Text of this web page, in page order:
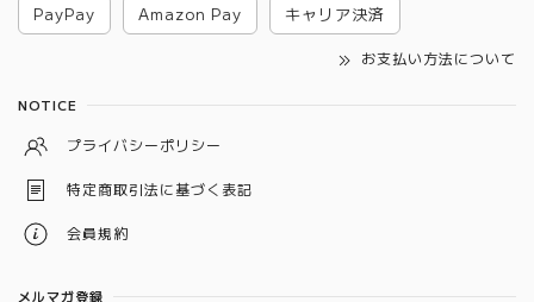
PayPay Amazon Pay キャリア決済
お支払い方法について
NOTICE
プライバシーポリシー
特定商取引法に基づく表記
会員規約
メルマガ登録